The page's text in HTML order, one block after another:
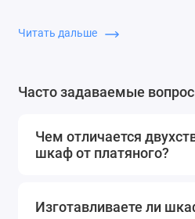
стильная мебель, которая
места.
Преимущества
двухдверных
Компактность:
Читать дальше
Часто задаваемые
Чем отличается
шкаф от платяного?
Изготавливаете ли